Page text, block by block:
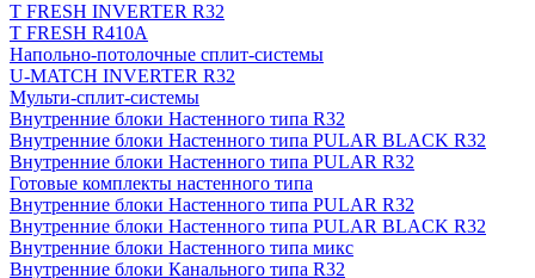
T FRESH INVERTER R32
T FRESH R410A
Напольно-потолочные сплит-системы
U-MATCH INVERTER R32
Мульти-сплит-системы
Внутренние блоки Настенного типа R32
Внутренние блоки Настенного типа PULAR BLACK R32
Внутренние блоки Настенного типа PULAR R32
Готовые комплекты настенного типа
Внутренние блоки Настенного типа PULAR R32
Внутренние блоки Настенного типа PULAR BLACK R32
Внутренние блоки Настенного типа микс
Внутренние блоки Канального типа R32